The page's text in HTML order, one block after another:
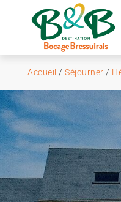
Accueil / Séjourner /